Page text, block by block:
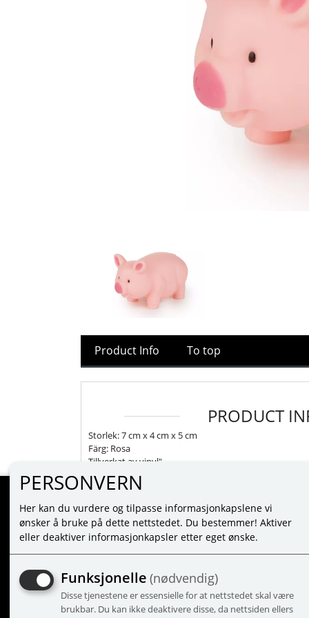
Product Info To top
PRODUCT
Storlek: 7 cm x 4 cm x 5 cm
Färg: Rosa
Tillverkat av vinyl"
MINE SIDER
LOGIN
TERMS
PRIVACY TERMS
ADMINISTRER COOKIES
PERSONVERN
Her kan du vurdere og tilpasse informasjonkapslene vi
ønsker å bruke på dette nettstedet. Du bestemmer! Aktiver
eller deaktiver informasjonkapsler etter eget ønske.
Funksjonelle (nødvendig)
Disse tjenestene er essensielle for at nettstedet skal være
brukbar. Du kan ikke deaktivere disse, da nettsiden ellers